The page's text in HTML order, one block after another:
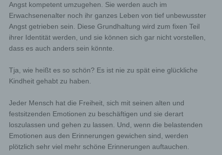
Angst kompetent umzugehen. Sie werden auch im
Erwachsenenalter noch ihr ganzes Leben von tief unbewusster
Angst getrieben sein. Diese Grundhaltung wird zum fixen Teil
ihrer Identität werden, und sie können sich gar nicht vorstellen,
dass es auch anders sein könnte.
Tja, wie heißt es so schön? Es ist nie zu spät eine glückliche
Kindheit gehabt zu haben.
Jeder Mensch hat die Freiheit, sich mit seinen alten und
festsitzenden Emotionen zu beschäftigen und sie derart
loszulassen und gehen zu lassen. Und, wenn die belastenden
Emotionen aus den Erinnerungen gewichen sind, werden
plötzlich sehr viel mehr schöne Erinnerungen auftauchen.